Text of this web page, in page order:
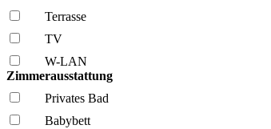
Terrasse
TV
W-LAN
Zimmerausstattung
Privates Bad
Babybett